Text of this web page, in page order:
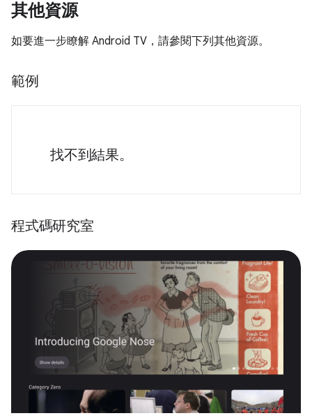
其他資源
如要進一步瞭解 Android TV，請參閱下列其他資源。
範例
找不到結果。
程式碼研究室